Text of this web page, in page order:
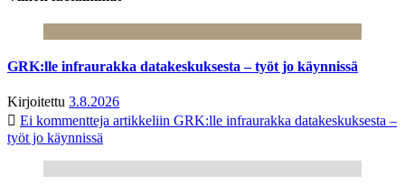
GRK:lle infraurakka datakeskuksesta – työt jo käynnissä
Kirjoitettu 3.8.2026
Ei kommentteja artikkeliin GRK:lle infraurakka datakeskuksesta –
työt jo käynnissä